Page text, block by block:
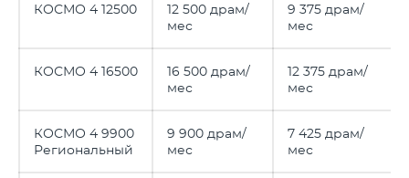
КОСМО 4 12500
12 500 драм/
мес
9 375 драм/
мес
КОСМО 4 16500
16 500 драм/
мес
12 375 драм/
мес
КОСМО 4 9900
Региональный
9 900 драм/
мес
7 425 драм/
мес